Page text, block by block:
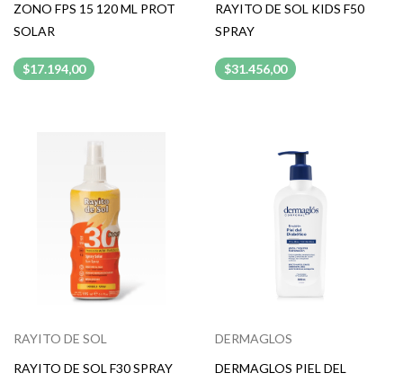
ZONO FPS 15 120 ML PROT
SOLAR
$17.194,00
RAYITO DE SOL KIDS F50
SPRAY
$31.456,00
RAYITO DE SOL
RAYITO DE SOL F30 SPRAY
DERMAGLOS
DERMAGLOS PIEL DEL